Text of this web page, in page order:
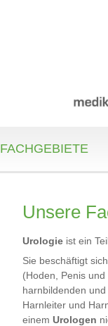
FACHGEBIETE
Unsere
Urologie ist ein
Sie beschäftigt
(Hoden, Penis
harnbildenden
Harnleiter und
einem Urologen